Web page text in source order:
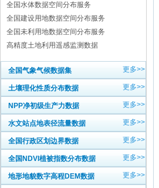
全国水体数据空间分布服务
全国建设用地数据空间分布服务
全国未利用地数据空间分布服务
高精度土地利用遥感监测数据
全国气象气候数据集 更多>>
土壤理化性质分布数据 更多>>
NPP净初级生产力数据 更多>>
水文站点地表径流量数据 更多>>
全国行政区划边界数据 更多>>
全国NDVI植被指数分布数据 更多>>
地形地貌数字高程DEM数据 更多>>